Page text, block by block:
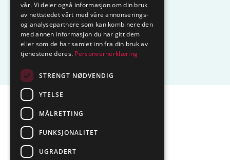
Varmestyring Vannstopp
Frostsikring Smarthus – OP
Centrol
Sentralbord tlf.
Epost:
Org.nr.: NO 936 285 244 MVA
vår. Vi deler også informasjon om din bruk
av nettstedet vårt med våre annonserings-
og analysepartnere som kan kombinere den
med annen informasjon du har gitt dem
eller som de har samlet inn fra din bruk av
tjenestene deres. Personvernerklæring
STRENGT NØDVENDIG
YTELSE
MÅLRETTING
FUNKSJONALITET
UGRADERT